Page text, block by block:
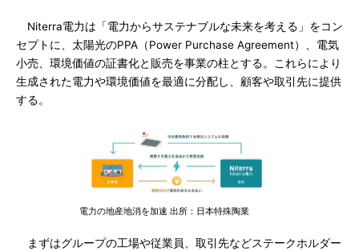
Niterra電力は「電力からサステナブルな未来を考える」をコン
セプトに、太陽光のPPA（Power Purchase Agreement）、電気
小売、環境価値の証書化と販売を事業の柱とする。これらにより
生成された電力や環境価値を最適に分配し、顧客や取引先に提供
する。
電力の地産地消を加速 出所：日本特殊陶業
まずはグループの工場や従業員、取引先などステークホルダー